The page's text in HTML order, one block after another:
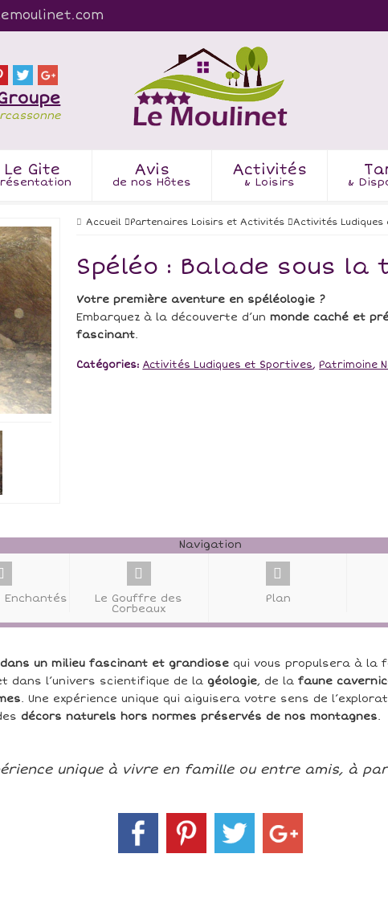
Le Gite Avis
de nos Hôtes
Activités
& Loisirs &
Accueil Partenaires Loisirs et Activités Activités Ludiques
Spéléo : Balade sous la
Votre première aventure en spéléologie ?
Embarquez à la découverte d’unmonde caché et
fascinant.
Catégories: Activités Ludiques et Sportives,Patrimoine
Navigation
Enchantés
Le Gouffre des
Corbeaux
Plan
un milieu fascinant et grandiose qui vous propulsera à la
dans l’univers scientifique de la géologie, de la faune
. Une expérience unique qui aiguisera votre sens de
décors naturels hors normes préservés de nos montagnes.
unique à vivre en famille ou entre amis, à